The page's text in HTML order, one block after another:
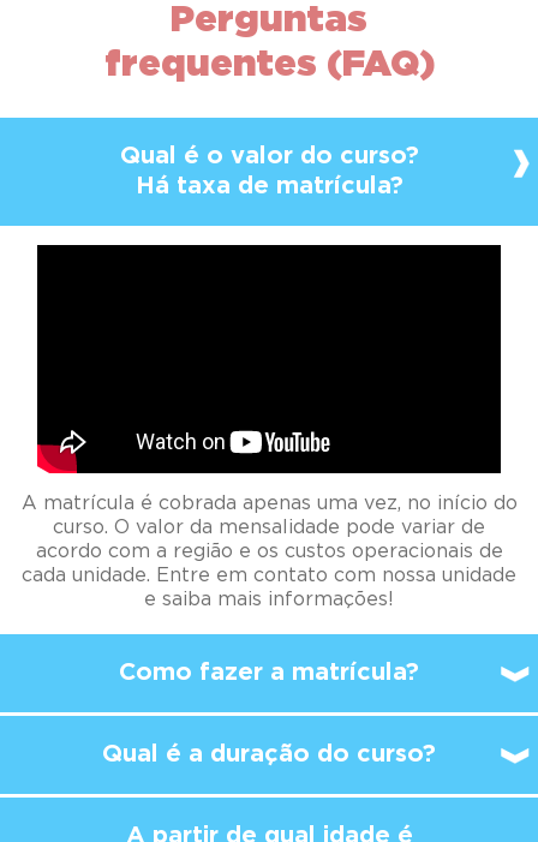
Perguntas
frequentes (FAQ)
Qual é o valor do curso?
Há taxa de matrícula?
A matrícula é cobrada apenas uma vez, no início do
curso. O valor da mensalidade pode variar de
acordo com a região e os custos operacionais de
cada unidade. Entre em contato com nossa unidade
e saiba mais informações!
Como fazer a matrícula?
Qual é a duração do curso?
A partir de qual idade é